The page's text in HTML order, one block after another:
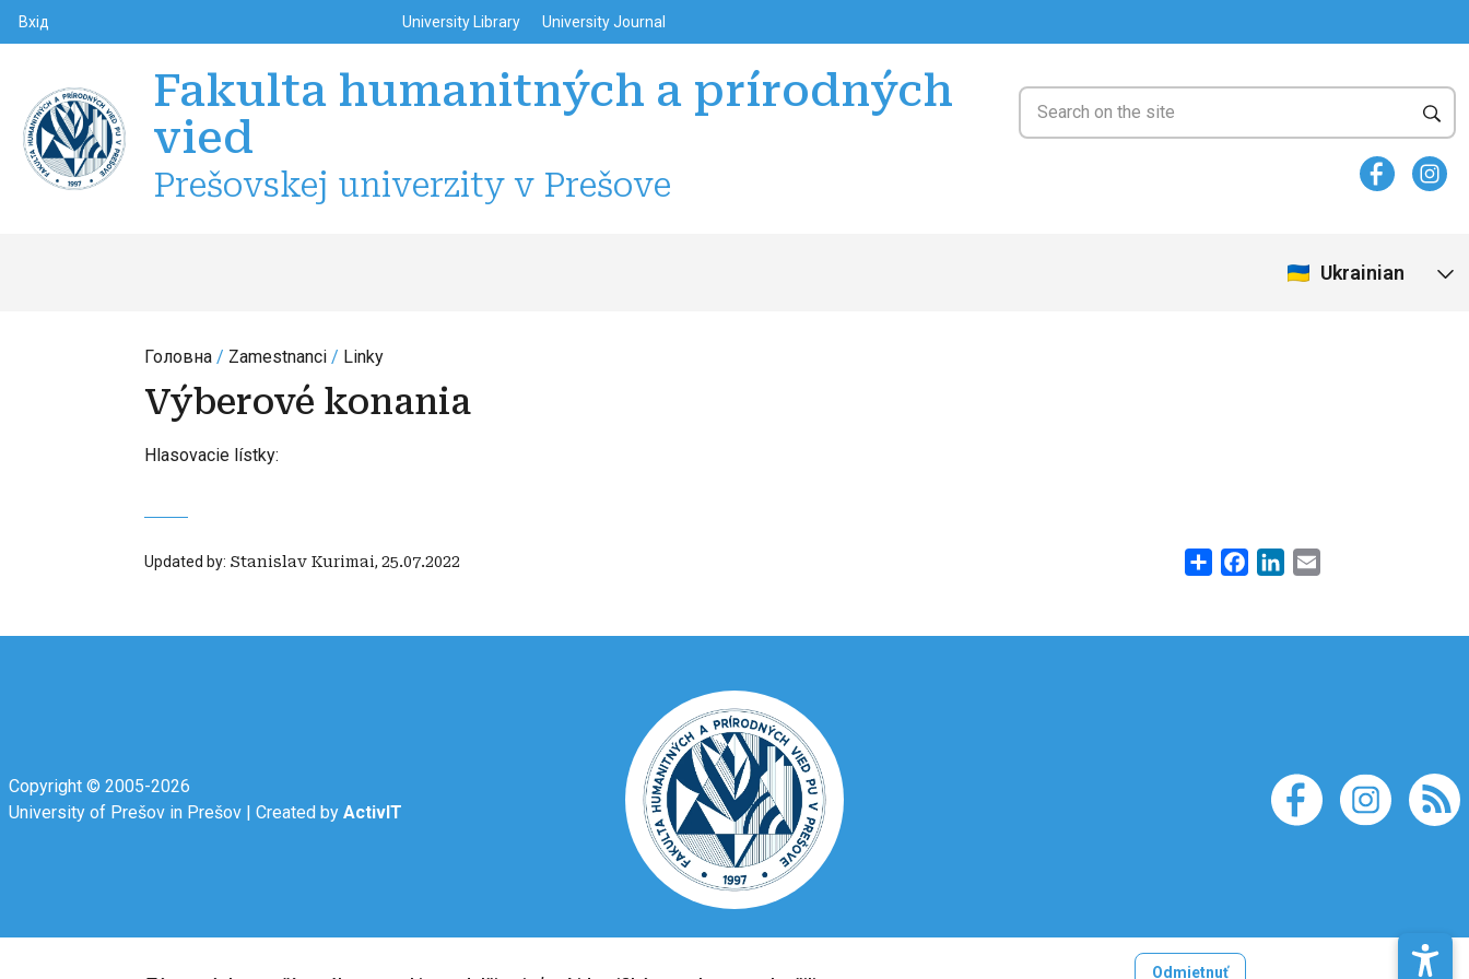
Používateľské menu
Вхід Top menu
University Library University Journal
Fakulta humanitných a prírodných
vied
Prešovskej univerzity v Prešove
Ukrainian
Головна Zamestnanci Linky
Výberové konania
Hlasovacie lístky:
Updated by: Stanislav Kurimai, 25.07.2022 Share FacebookLinkedIn
Copyright © 2005-2026
University of Prešov in Prešov
Created by ActivIT
Odmietnuť